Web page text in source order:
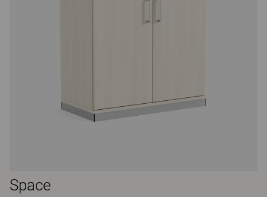
Space